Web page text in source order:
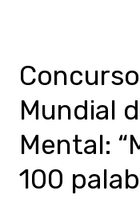
Mundial
Mental:
100